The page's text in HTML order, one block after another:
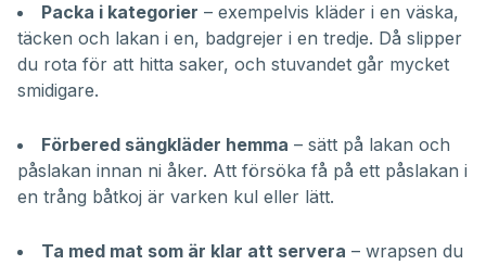
Packa i kategorier – exempelvis kläder i en väska,
täcken och lakan i en, badgrejer i en tredje. Då slipper
du rota för att hitta saker, och stuvandet går mycket
smidigare.
Förbered sängkläder hemma – sätt på lakan och
påslakan innan ni åker. Att försöka få på ett påslakan i
en trång båtkoj är varken kul eller lätt.
Ta med mat som är klar att servera – wrapsen du